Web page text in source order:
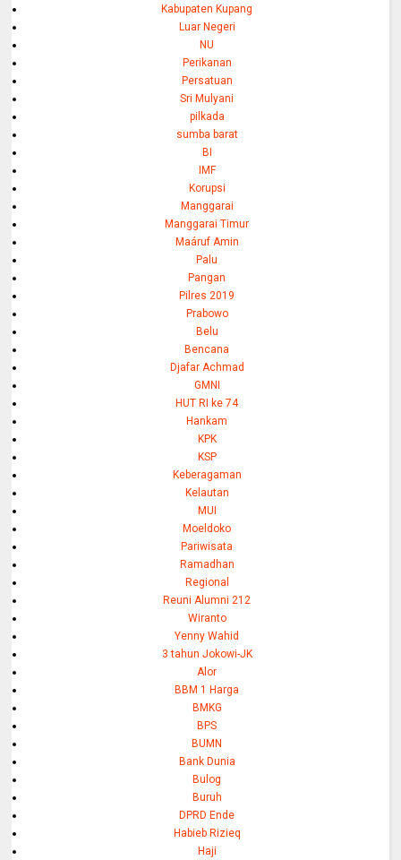
Kabupaten Kupang
Luar Negeri
NU
Perikanan
Persatuan
Sri Mulyani
pilkada
sumba barat
BI
IMF
Korupsi
Manggarai
Manggarai Timur
Maáruf Amin
Palu
Pangan
Pilres 2019
Prabowo
Belu
Bencana
Djafar Achmad
GMNI
HUT RI ke 74
Hankam
KPK
KSP
Keberagaman
Kelautan
MUI
Moeldoko
Pariwisata
Ramadhan
Regional
Reuni Alumni 212
Wiranto
Yenny Wahid
3 tahun Jokowi-JK
Alor
BBM 1 Harga
BMKG
BPS
BUMN
Bank Dunia
Bulog
Buruh
DPRD Ende
Habieb Rizieq
Haji